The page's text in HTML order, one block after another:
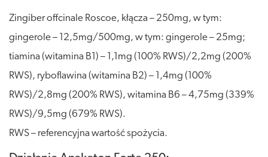
Zingiber offcinale Roscoe, kłącza – 250mg, w tym:
gingerole – 12,5mg/500mg, w tym: gingerole – 25mg;
tiamina (witamina B1) – 1,1mg (100% RWS)/2,2mg (200%
RWS), ryboflawina (witamina B2) – 1,4mg (100%
RWS)/2,8mg (200% RWS), witamina B6 – 4,75mg (339%
RWS)/9,5mg (679% RWS).
RWS – referencyjna wartość spożycia.